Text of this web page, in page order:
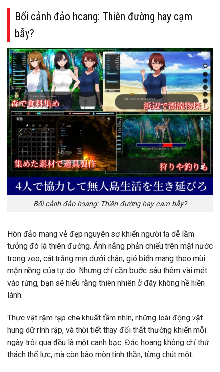
Bối cảnh đảo hoang: Thiên đường hay cạm
bẫy?
Bối cảnh đảo hoang: Thiên đường hay cạm bẫy?
Hòn đảo mang vẻ đẹp nguyên sơ khiến người ta dễ lầm
tưởng đó là thiên đường. Ánh nắng phản chiếu trên mặt nước
trong veo, cát trắng mịn dưới chân, gió biển mang theo mùi
mặn nồng của tự do. Nhưng chỉ cần bước sâu thêm vài mét
vào rừng, bạn sẽ hiểu rằng thiên nhiên ở đây không hề hiền
lành.
Thực vật rậm rạp che khuất tầm nhìn, những loài động vật
hung dữ rình rập, và thời tiết thay đổi thất thường khiến mỗi
ngày trôi qua đều là một canh bạc. Đảo hoang không chỉ thử
thách thể lực, mà còn bào mòn tinh thần, từng chút một.